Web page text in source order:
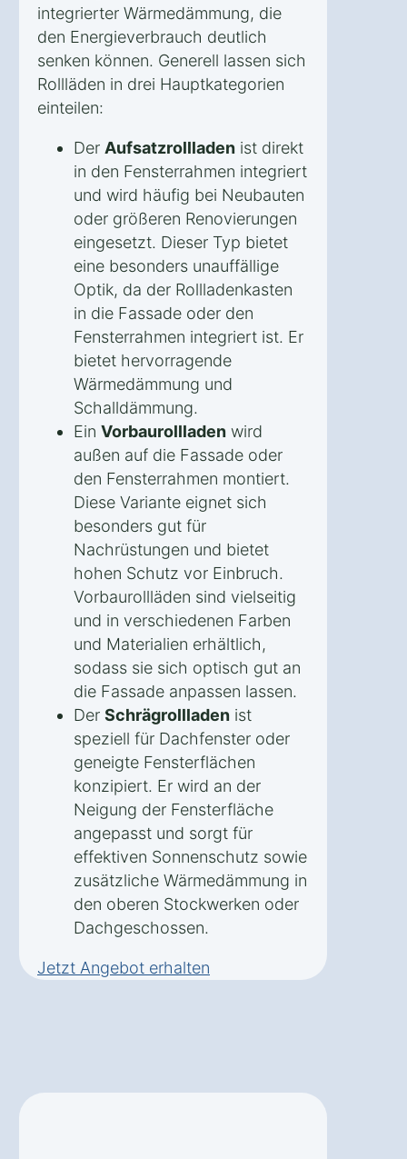
integrierter Wärmedämmung, die
den Energieverbrauch deutlich
senken können. Generell lassen sich
Rollläden in drei Hauptkategorien
einteilen:
Der Aufsatzrollladen ist direkt
in den Fensterrahmen integriert
und wird häufig bei Neubauten
oder größeren Renovierungen
eingesetzt. Dieser Typ bietet
eine besonders unauffällige
Optik, da der Rollladenkasten
in die Fassade oder den
Fensterrahmen integriert ist. Er
bietet hervorragende
Wärmedämmung und
Schalldämmung.
Ein Vorbaurollladen wird
außen auf die Fassade oder
den Fensterrahmen montiert.
Diese Variante eignet sich
besonders gut für
Nachrüstungen und bietet
hohen Schutz vor Einbruch.
Vorbaurollläden sind vielseitig
und in verschiedenen Farben
und Materialien erhältlich,
sodass sie sich optisch gut an
die Fassade anpassen lassen.
Der Schrägrollladen ist
speziell für Dachfenster oder
geneigte Fensterflächen
konzipiert. Er wird an der
Neigung der Fensterfläche
angepasst und sorgt für
effektiven Sonnenschutz sowie
zusätzliche Wärmedämmung in
den oberen Stockwerken oder
Dachgeschossen.
Jetzt Angebot erhalten